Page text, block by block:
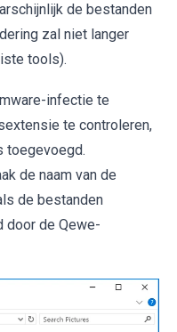
de bestanden
zal niet langer
tools).
infectie te
te controleren,
toegevoegd.
de naam van de
de bestanden
door de Qewe-